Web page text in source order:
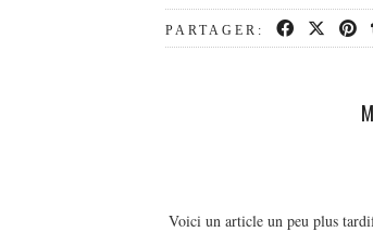
PARTAGER:
Voici un article un peu plus